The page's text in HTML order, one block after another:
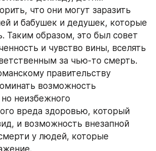
что они могут заразить
и бабушек и дедушек, которые
Таким образом, это был совет
и чувство вины, вселять
за чью-то смерть.
правительству
возможность
неизбежного
вреда здоровью, который
и возможность внезапной
у людей, которые